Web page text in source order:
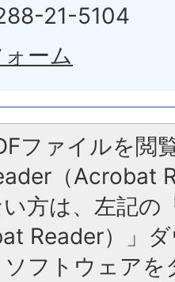
21-5104
ーム
ファイルを閲
（Acrobat
方は、左記の
Reader）」
フトウェア